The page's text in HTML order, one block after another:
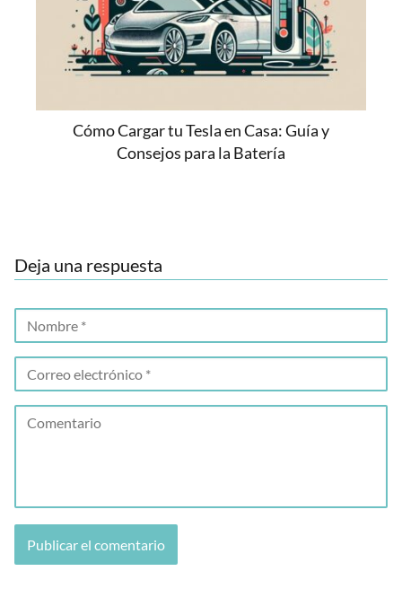
Cómo Cargar tu Tesla en Casa: Guía y
Consejos para la Batería
Deja una respuesta